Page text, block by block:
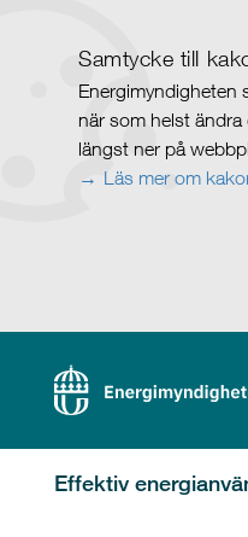
Samtycke till
Energimyndigheten
när som helst
längst ner på
Läs mer om
Effektiv